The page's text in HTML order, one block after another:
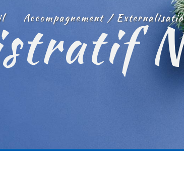
Accompagnement /